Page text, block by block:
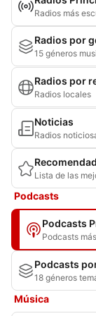
Radios más
Radios por
15 géneros
Radios por
Radios locales
Noticias
Radios
Lista de las
Podcasts
Podcasts
Podcasts
Podcasts
18 géneros
Música